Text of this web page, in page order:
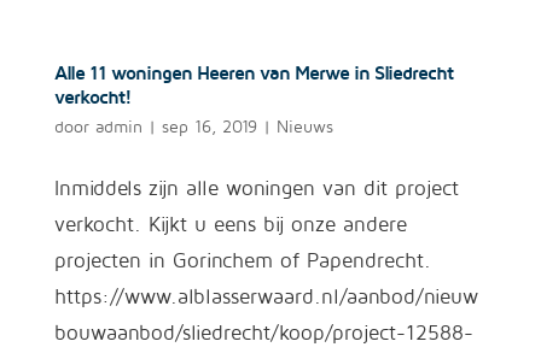
Alle 11 woningen Heeren van Merwe in Sliedrecht
verkocht!
door admin | sep 16, 2019| Nieuws
Inmiddels zijn alle woningen van dit project
verkocht. Kijkt u eens bij onze andere
projecten in Gorinchem of Papendrecht.
https://www.alblasserwaard.nl/aanbod/nieuw
bouwaanbod/sliedrecht/koop/project-12588-